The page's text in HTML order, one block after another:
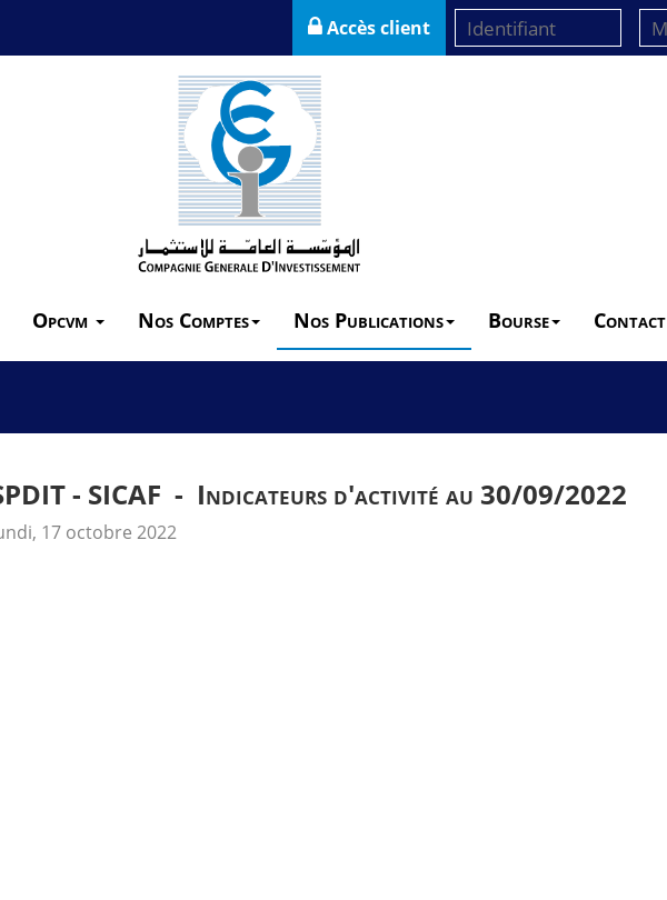
Accès client
Opcvm Nos Comptes Nos Publications Bourse Contact
- SICAF - Indicateurs d'activité au 30/09/2022
17 octobre 2022